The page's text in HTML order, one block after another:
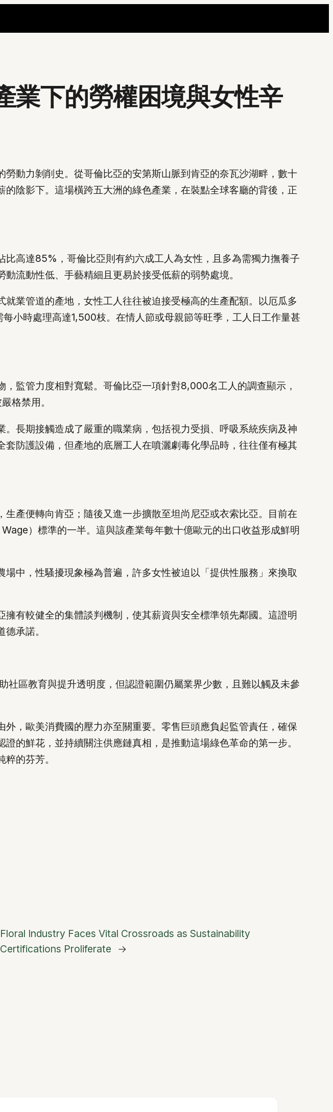
業下的勞權困境與女性辛
動力剝削史。從哥倫比亞的安第斯山脈到肯亞的奈瓦沙湖畔，數十
陰影下。這場橫跨五大洲的綠色產業，在裝點全球客廳的背後，正
高達85%，哥倫比亞則有約六成工人為女性，且多為需獨力撫養子
流動性低、手藝精細且更易於接受低薪的弱勢處境。
業管道的產地，女性工人往往被迫接受極高的生產配額。以厄瓜多
小時處理高達1,500枝。在情人節或母親節等旺季，工人日工作量甚
監管力度相對寬鬆。哥倫比亞一項針對8,000名工人的調查顯示，
格禁用。
長期接觸造成了嚴重的職業病，包括視力受損、呼吸系統疾病及神
防護設備，但產地的底層工人在噴灑劇毒化學品時，往往僅有極其
產便轉向肯亞；隨後又進一步擴散至坦尚尼亞或衣索比亞。目前在
）標準的一半。這與該產業每年數十億歐元的出口收益形成鮮明
中，性騷擾現象極為普遍，許多女性被迫以「提供性服務」來換取
有較健全的集體談判機制，使其薪資與安全標準領先鄰國。這證明
承諾。
區教育與提升透明度，但認證範圍仍屬業界少數，且難以觸及未參
，歐美消費國的壓力亦至關重要。零售巨頭應負起監管責任，確保
的鮮花，並持續關注供應鏈真相，是推動這場綠色革命的第一步。
的芬芳。
Floral Industry Faces Vital Crossroads as Sustainability
Certifications Proliferate
→